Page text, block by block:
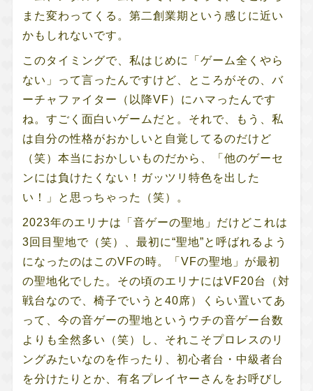
また変わってくる。第二創業期という感じに近い
かもしれないです。
このタイミングで、私はじめに「ゲーム全くやら
ない」って言ったんですけど、ところがその、バ
ーチャファイター（以降VF）にハマったんです
ね。すごく面白いゲームだと。それで、もう、私
は自分の性格がおかしいと自覚してるのだけど
（笑）本当におかしいものだから、「他のゲーセ
ンには負けたくない！ガッツリ特色を出した
い！」と思っちゃった（笑）。
2023年のエリナは「音ゲーの聖地」だけどこれは
3回目聖地で（笑）、最初に“聖地”と呼ばれるよう
になったのはこのVFの時。「VFの聖地」が最初
の聖地化でした。その頃のエリナにはVF20台（対
戦台なので、椅子でいうと40席）くらい置いてあ
って、今の音ゲーの聖地というウチの音ゲー台数
よりも全然多い（笑）し、それこそプロレスのリ
ングみたいなのを作ったり、初心者台・中級者台
を分けたりとか、有名プレイヤーさんをお呼びし